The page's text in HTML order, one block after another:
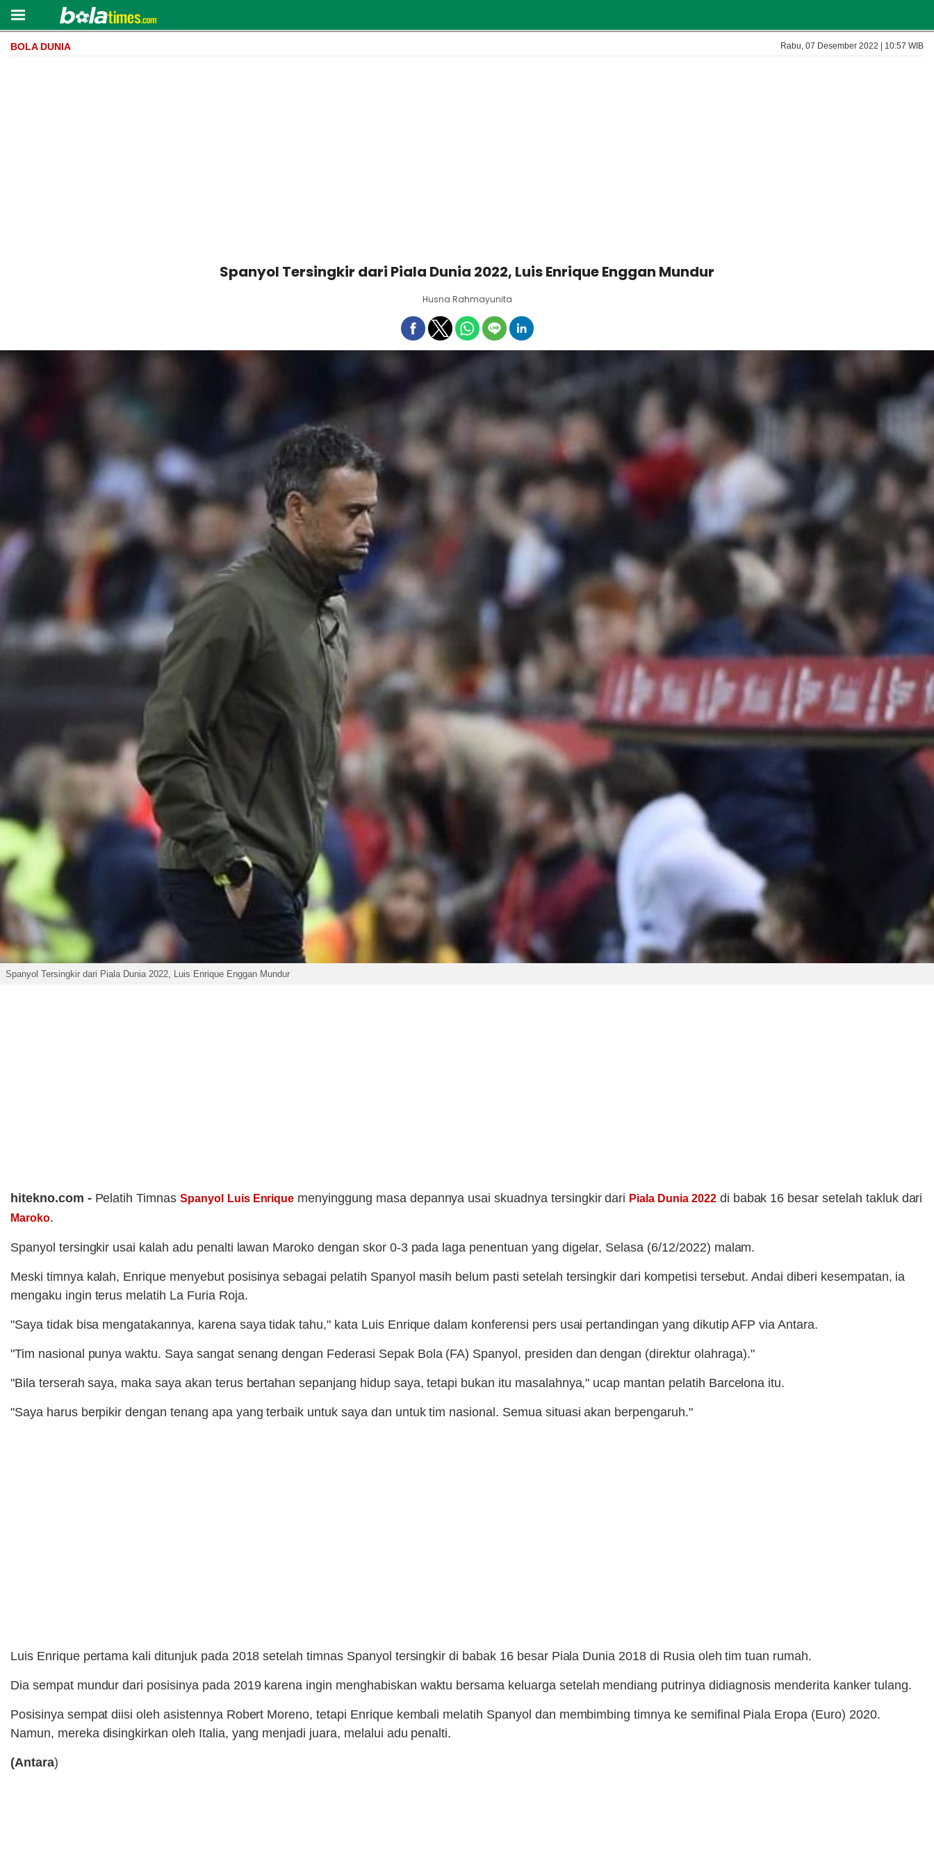
BOLA DUNIA Rabu, 07 Desember 2022 | 10:57 WIB
Spanyol Tersingkir dari Piala Dunia 2022, Luis Enrique Enggan Mundur
Husna Rahmayunita
Spanyol Tersingkir dari Piala Dunia 2022, Luis Enrique Enggan Mundur
hitekno.com - Pelatih Timnas Spanyol Luis Enrique menyinggung masa depannya usai skuadnya tersingkir dari Piala Dunia 2022di babak 16 besar setelah takluk dari
Maroko.
Spanyol tersingkir usai kalah adu penalti lawan Maroko dengan skor 0-3 pada laga penentuan yang digelar, Selasa (6/12/2022) malam.
Meski timnya kalah, Enrique menyebut posisinya sebagai pelatih Spanyol masih belum pasti setelah tersingkir dari kompetisi tersebut. Andai diberi kesempatan, ia
mengaku ingin terus melatih La Furia Roja.
"Saya tidak bisa mengatakannya, karena saya tidak tahu," kata Luis Enrique dalam konferensi pers usai pertandingan yang dikutip AFP via Antara.
"Tim nasional punya waktu. Saya sangat senang dengan Federasi Sepak Bola (FA) Spanyol, presiden dan dengan (direktur olahraga)."
"Bila terserah saya, maka saya akan terus bertahan sepanjang hidup saya, tetapi bukan itu masalahnya," ucap mantan pelatih Barcelona itu.
"Saya harus berpikir dengan tenang apa yang terbaik untuk saya dan untuk tim nasional. Semua situasi akan berpengaruh."
Luis Enrique pertama kali ditunjuk pada 2018 setelah timnas Spanyol tersingkir di babak 16 besar Piala Dunia 2018 di Rusia oleh tim tuan rumah.
Dia sempat mundur dari posisinya pada 2019 karena ingin menghabiskan waktu bersama keluarga setelah mendiang putrinya didiagnosis menderita kanker tulang.
Posisinya sempat diisi oleh asistennya Robert Moreno, tetapi Enrique kembali melatih Spanyol dan membimbing timnya ke semifinal Piala Eropa (Euro) 2020.
Namun, mereka disingkirkan oleh Italia, yang menjadi juara, melalui adu penalti.
(Antara)